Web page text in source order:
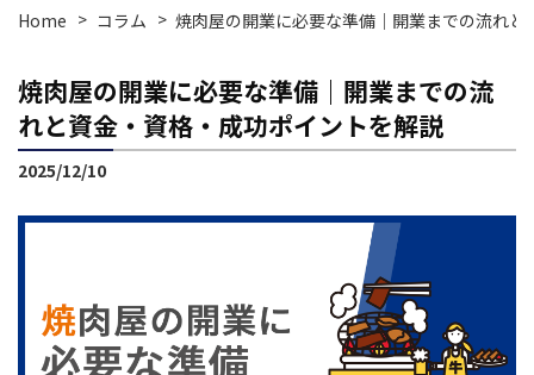
Home コラム 焼肉屋の開業に必要な準備｜開業までの流れ
焼肉屋の開業に必要な準備｜開業までの流
れと資金・資格・成功ポイントを解説
2025/12/10